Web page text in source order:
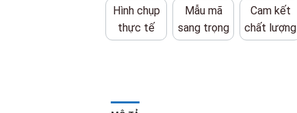
Hình chụp
thực tế
Mẫu mã
sang trọng
Cam kết
chất lượng